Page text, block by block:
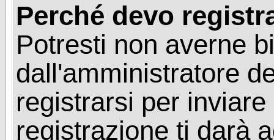
Perché devo
Potresti non averne
dall'amministratore
registrarsi per
registrazione ti darà